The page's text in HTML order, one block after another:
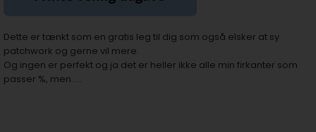
Dette er tænkt som en gratis leg til dig som også elsker at sy
patchwork og gerne vil mere.
Og ingen er perfekt og ja det er heller ikke alle min firkanter som
passer %, men.....